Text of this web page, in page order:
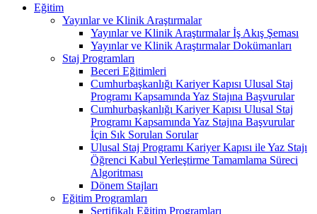
Eğitim
Yayınlar ve Klinik Araştırmalar
Yayınlar ve Klinik Araştırmalar İş Akış Şeması
Yayınlar ve Klinik Araştırmalar Dokümanları
Staj Programları
Beceri Eğitimleri
Cumhurbaşkanlığı Kariyer Kapısı Ulusal Staj
Programı Kapsamında Yaz Stajına Başvurular
Cumhurbaşkanlığı Kariyer Kapısı Ulusal Staj
Programı Kapsamında Yaz Stajına Başvurular
İçin Sık Sorulan Sorular
Ulusal Staj Programı Kariyer Kapısı ile Yaz Stajı
Öğrenci Kabul Yerleştirme Tamamlama Süreci
Algoritması
Dönem Stajları
Eğitim Programları
Sertifikalı Eğitim Programları